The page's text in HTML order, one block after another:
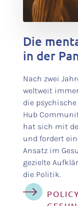
test
Die
in der
Nach zwei
weltweit
die
Hub
hat sich mit
und fordert
Ansatz im
gezielte
die Politik.